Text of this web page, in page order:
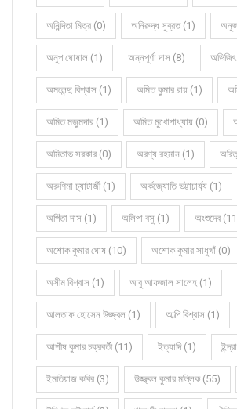
অনিন্দিতা মিত্র (0) অনিরুদ্ধ সুব্রত (1)
অনুপ ঘোষাল (1) অন্নপূর্ণা দাস (8)
অমলেন্দু বিশ্বাস (1) অমিত কুমার রায় (1)
অমিত মজুমদার (1) অমিত মুখোপাধ্যায় (0)
অমিতাভ সরকার (0) অরণ্য রহমান (1)
অরুণিমা চ্যাটার্জী (1) অর্কজ্যোতি ভট্টাচার্য্য (1)
অর্পিতা দাস (1) অলিপা বসু (1) অংশুদেব
অশোক কুমার ঘোষ (10) অশোক কুমার সাধুখাঁ (0)
অসীম বিশ্বাস (1) আবু আফজাল সালেহ (1)
আলতাফ হোসেন উজ্জ্বল (1) আল্পি বিশ্বাস (1)
আশীষ কুমার চক্রবর্তী (11) ইত্যাদি (1)
ইমতিয়াজ কবির (3) উজ্জ্বল কুমার মল্লিক (55)